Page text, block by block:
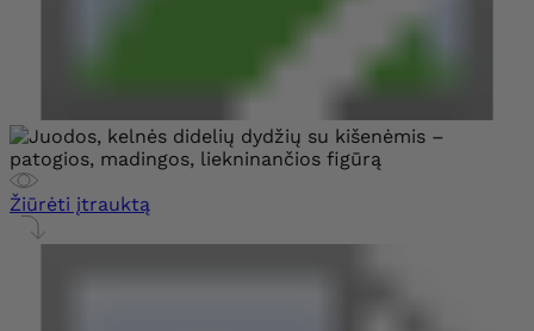
Žiūrėti įtrauktą